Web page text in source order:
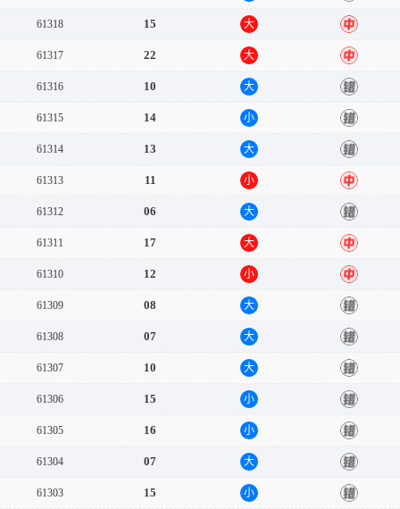
61318 15 大 中
61317 22 大 中
61316 10 大 错
61315 14 小 错
61314 13 大 错
61313 11 小 中
61312 06 大 错
61311 17 大 中
61310 12 小 中
61309 08 大 错
61308 07 大 错
61307 10 大 错
61306 15 小 错
61305 16 小 错
61304 07 大 错
61303 15 小 错